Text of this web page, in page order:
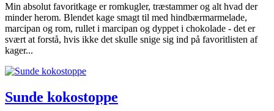
Min absolut favoritkage er romkugler, træstammer og alt hvad der
minder herom. Blendet kage smagt til med hindbærmarmelade,
marcipan og rom, rullet i marcipan og dyppet i chokolade - det er
svært at forstå, hvis ikke det skulle snige sig ind på favoritlisten af
kager...
Sunde kokostoppe